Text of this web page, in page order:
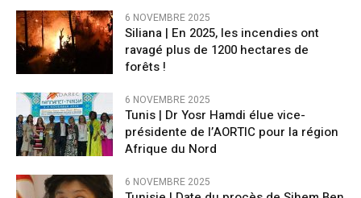
6 NOVEMBRE 2025
Siliana | En 2025, les incendies ont
ravagé plus de 1200 hectares de
forêts !
6 NOVEMBRE 2025
Tunis | Dr Yosr Hamdi élue vice-
présidente de l’AORTIC pour la région
Afrique du Nord
6 NOVEMBRE 2025